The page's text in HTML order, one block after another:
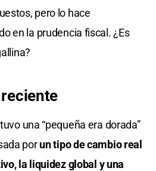
pero lo hace
en la prudencia fiscal. ¿Es
una “pequeña era dorada”
porun tipo de cambio real
la liquidez global y una